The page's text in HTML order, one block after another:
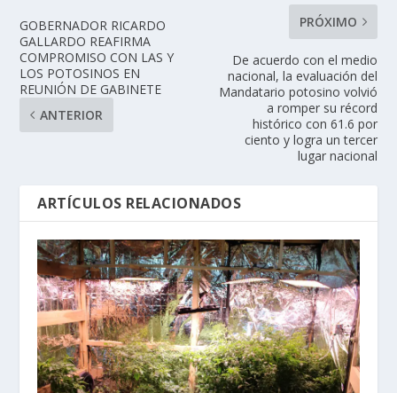
GOBERNADOR RICARDO
GALLARDO REAFIRMA
COMPROMISO CON LAS Y
LOS POTOSINOS EN
REUNIÓN DE GABINETE
ANTERIOR
PRÓXIMO
De acuerdo con el medio
nacional, la evaluación del
Mandatario potosino volvió
a romper su récord
histórico con 61.6 por
ciento y logra un tercer
lugar nacional
ARTÍCULOS RELACIONADOS